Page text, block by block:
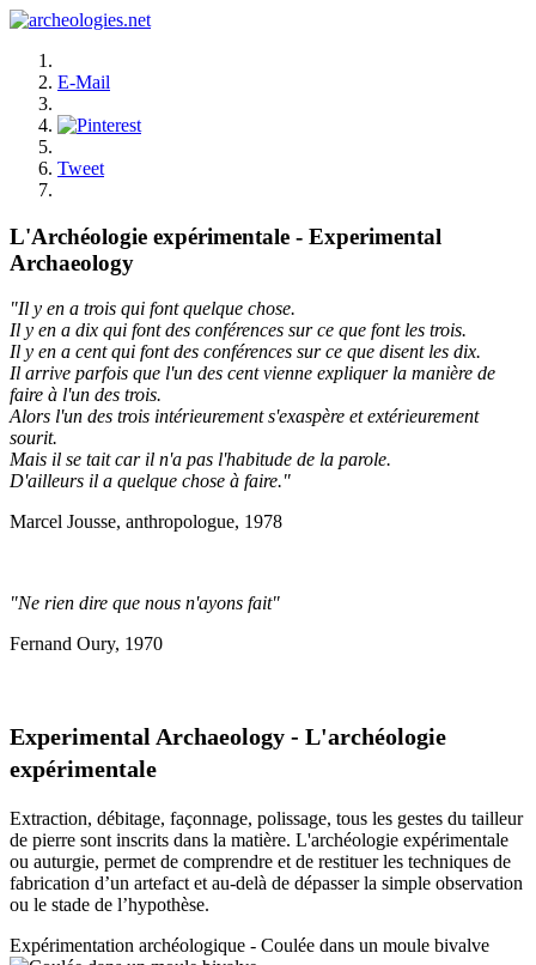
E-Mail
Tweet
L'Archéologie expérimentale - Experimental
Archaeology
"Il y en a trois qui font quelque chose.
Il y en a dix qui font des conférences sur ce que font les trois.
Il y en a cent qui font des conférences sur ce que disent les dix.
Il arrive parfois que l'un des cent vienne expliquer la manière de
faire à l'un des trois.
Alors l'un des trois intérieurement s'exaspère et extérieurement
sourit.
Mais il se tait car il n'a pas l'habitude de la parole.
D'ailleurs il a quelque chose à faire."
Marcel Jousse, anthropologue, 1978
"Ne rien dire que nous n'ayons fait"
Fernand Oury, 1970
Experimental Archaeology - L'archéologie
expérimentale
Extraction, débitage, façonnage, polissage, tous les gestes du tailleur
de pierre sont inscrits dans la matière. L'archéologie expérimentale
ou auturgie, permet de comprendre et de restituer les techniques de
fabrication d’un artefact et au-delà de dépasser la simple observation
ou le stade de l’hypothèse.
Expérimentation archéologique - Coulée dans un moule bivalve